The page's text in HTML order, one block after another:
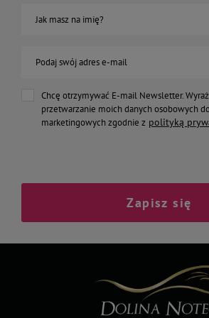
Jak masz na imię?
Podaj swój adres e-mail
Chcę otrzymywać E-mail Newsletter.
przetwarzanie moich danych osobowych
marketingowych zgodnie z polityką
Zapisz się